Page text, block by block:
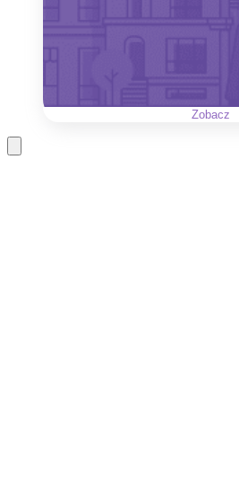
Zobacz